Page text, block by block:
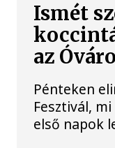
Ismét
az
Pénteken
Fesztivál,
első napok